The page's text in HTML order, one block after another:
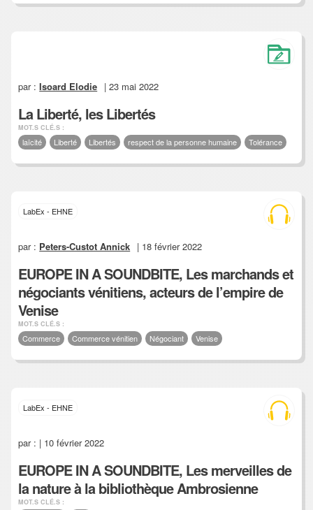
par :Isoard Elodie | 23 mai 2022
La Liberté, les Libertés
MOT.S CLÉ.S :
laïcité Liberté Libertés respect de la personne humaine Tolérance
LabEx - EHNE
par : Peters-Custot Annick | 18 février 2022
EUROPE IN A SOUNDBITE, Les marchands et
négociants vénitiens, acteurs de l’empire de
Venise
MOT.S CLÉ.S :
Commerce Commerce vénitien Négociant Venise
LabEx - EHNE
par : | 10 février 2022
EUROPE IN A SOUNDBITE, Les merveilles de
la nature à la bibliothèque Ambrosienne
MOT.S CLÉ.S :